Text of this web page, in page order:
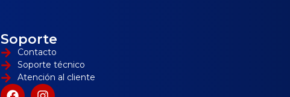
Soporte
Contacto
Soporte técnico
Atención al cliente